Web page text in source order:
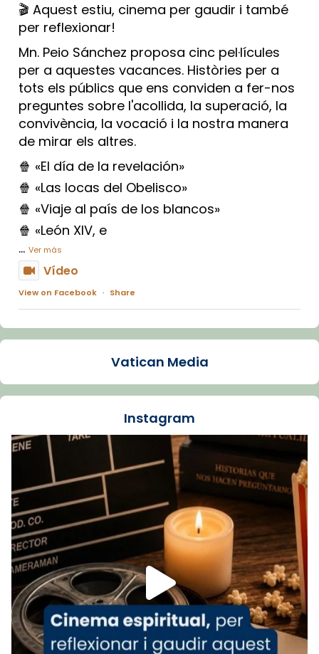
🎬 Aquest estiu, cinema per gaudir i també
per reflexionar!
Mn. Peio Sánchez proposa cinc pel·lícules
per a aquestes vacances. Històries per a
tots els públics que ens conviden a fer-nos
preguntes sobre l'acollida, la superació, la
convivència, la vocació i la nostra manera
de mirar els altres.
🍿 «El día de la revelación»
🍿 «Las locas del Obelisco»
🍿 «Viaje al país de los blancos»
🍿 «León XIV, e
... Ver más
Vídeo
View on Facebook · Share
Arquebisbat de Barcelona
La Carmina va patir depressió. Fa gairebé
dos mesos, a l'Estadi Lluís Companys, la
Recupera l'entrevista comp
Vatican
tican News 👇
www.vaticannews.va/es/iglesia/news/2026-
07/carmina-historia-depresion-papa-viaje-
espana-testimoni...
Foto
View on Facebook · Share
Arquebisbat de Barcelona
2 weeks ago
Vatican Media
Instagram